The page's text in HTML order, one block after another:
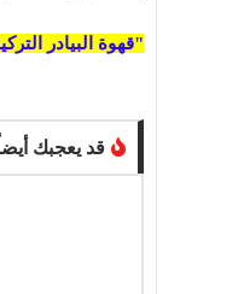
"قهوة البيادر
قد يعجبك